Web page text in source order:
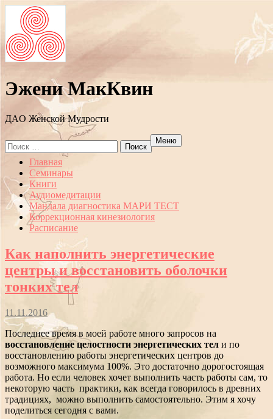
Эжени МакКвин
ДAO Женской Мудрости
Search
for:
Меню
Перейти
содержанию
Главная
Семинары
Книги
Аудиомедитации
Мандала диагностика МАРИ ТЕСТ
Коррекционная кинезиология
Расписание
Как наполнить энергетические
центры и восстановить оболочки
тонких тел
11.11.2016
Последнее время в моей работе много запросов на
восстановление целостности энергетических тел и по
восстановлению работы энергетических центров до
возможного максимума 100%. Это достаточно дорогостоящая
работа. Но если человек хочет выполнить часть работы сам, то
некоторую часть практики, как всегда говорилось в древних
традициях, можно выполнить самостоятельно. Этим я хочу
поделиться сегодня с вами.